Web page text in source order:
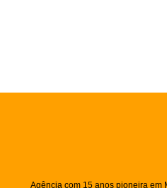
Agência com 15 anos pioneira em